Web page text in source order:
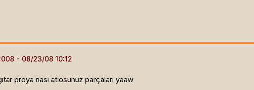
proya nası atıosunuz parçaları yaaw